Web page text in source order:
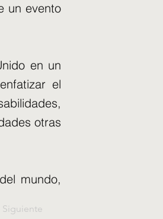
un evento
en un
el
otras
mundo,
Siguiente